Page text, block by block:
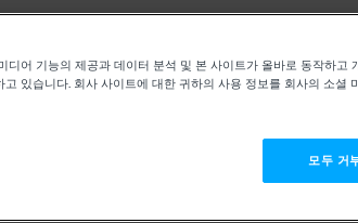
디어 기능의 제공과 데이터 분석 및 본 사이트가 올바로 동작하고
고 있습니다. 회사 사이트에 대한 귀하의 사용 정보를 회사의 소셜
모두 거